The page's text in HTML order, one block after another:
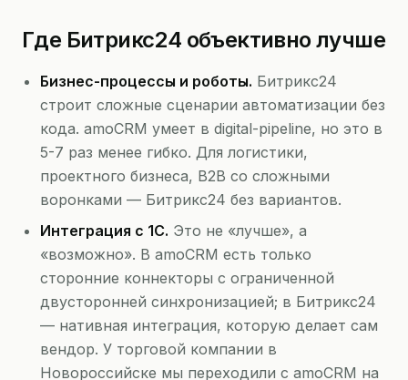
Где Битрикс24 объективно лучше
Бизнес-процессы и роботы. Битрикс24
строит сложные сценарии автоматизации без
кода. amoCRM умеет в digital-pipeline, но это в
5-7 раз менее гибко. Для логистики,
проектного бизнеса, B2B со сложными
воронками — Битрикс24 без вариантов.
Интеграция с 1С. Это не «лучше», а
«возможно». В amoCRM есть только
сторонние коннекторы с ограниченной
двусторонней синхронизацией; в Битрикс24
— нативная интеграция, которую делает сам
вендор. У торговой компании в
Новороссийске мы переходили с amoCRM на